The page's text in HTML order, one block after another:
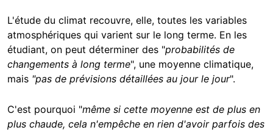
L'étude du climat recouvre, elle, toutes les variables
atmosphériques qui varient sur le long terme. En les
étudiant, on peut déterminer des "probabilités de
changements à long terme", une moyenne climatique,
mais "pas de prévisions détaillées au jour le jour".
C'est pourquoi "même si cette moyenne est de plus en
plus chaude, cela n'empêche en rien d'avoir parfois des